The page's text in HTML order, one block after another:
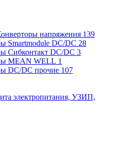
напряжения 139
Smartmodule DC/DC 28
Сибконтакт DC/DC 3
MEAN WELL 1
DC/DC прочие 107
электропитания, УЗИП,